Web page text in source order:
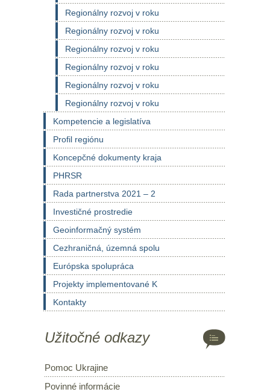
Regionálny rozvoj v roku
Regionálny rozvoj v roku
Regionálny rozvoj v roku
Regionálny rozvoj v roku
Regionálny rozvoj v roku
Regionálny rozvoj v roku
Kompetencie a legislatíva
Profil regiónu
Koncepčné dokumenty kraja
PHRSR
Rada partnerstva 2021 – 2
Investičné prostredie
Geoinformačný systém
Cezhraničná, územná spolu
Európska spolupráca
Projekty implementované K
Kontakty
Užitočné odkazy
Pomoc Ukrajine
Povinné informácie